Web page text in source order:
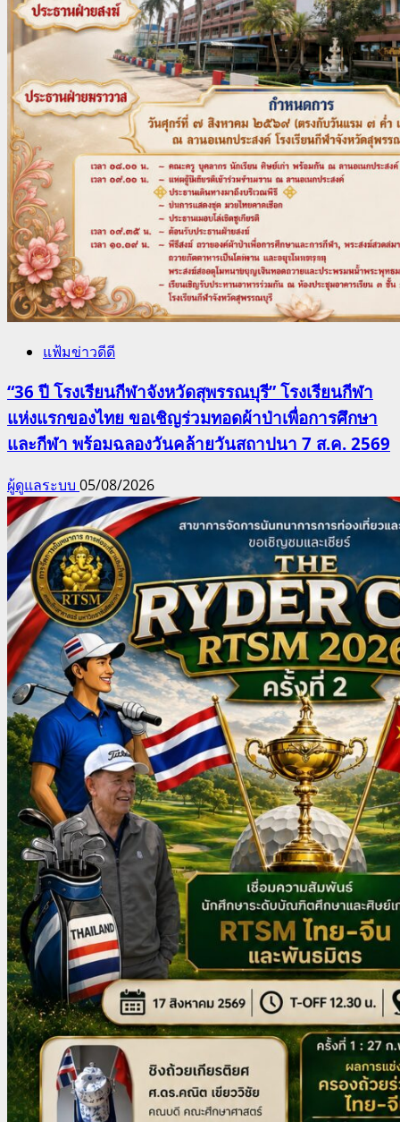
แฟ้มข่าวดีดี
“36 ปี โรงเรียนกีฬาจังหวัดสุพรรณบุรี” โรงเรียนกีฬา
แห่งแรกของไทย ขอเชิญร่วมทอดผ้าป่าเพื่อการศึกษา
และกีฬา พร้อมฉลองวันคล้ายวันสถาปนา 7 ส.ค. 2569
ผู้ดูแลระบบ 05/08/2026